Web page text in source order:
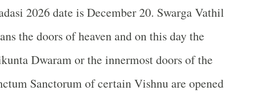
2026 date is December 20. Swarga Vathil
the doors of heaven and on this day the
Dwaram or the innermost doors of the
Sanctorum of certain Vishnu are opened